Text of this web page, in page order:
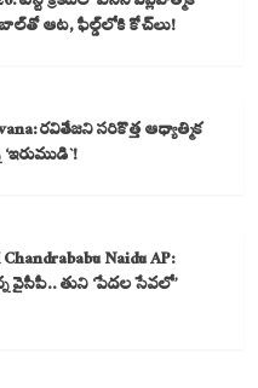
ఆట, ఫీల్డ్‌లోకి కోచ్‌లు!
రవితేజని సరికొత్త ఆధ్యాత్మిక
Naidu AP:
వైసీపీ.. తుని ‘పేదల సేవలో’